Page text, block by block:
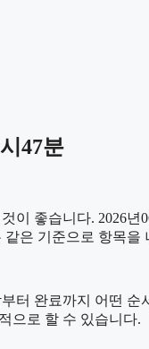
47분
좋습니다. 2026
은 기준으로 항목을
완료까지 어떤 순
으로 할 수 있습니다.